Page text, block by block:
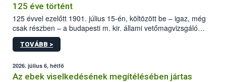
125 éve történt
125 évvel ezelőtt 1901. július 15-én, költözött be – igaz, még
csak részben – a budapesti m. kir. állami vetőmagvizsgáló
állomás a Kis Rókus utca 15. szám alatti, Czigler Győző által
tervezett új épületébe.
TOVÁBB >
2026. július 6, hétfő
Az ebek viselkedésének megítélésében jártas